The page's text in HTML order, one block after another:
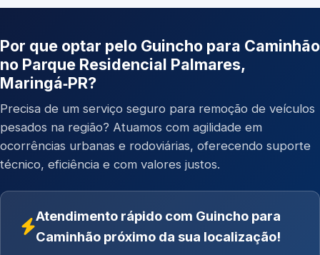
Por que optar pelo Guincho para Caminhão
no Parque Residencial Palmares,
Maringá‑PR?
Precisa de um serviço seguro para remoção de veículos
pesados na região? Atuamos com agilidade em
ocorrências urbanas e rodoviárias, oferecendo suporte
técnico, eficiência e com valores justos.
Atendimento rápido com Guincho para
Caminhão próximo da sua localização!